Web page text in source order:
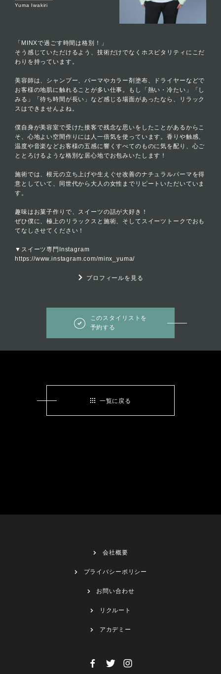
Yuma Iwakiri
「MINXで過ごす時間は格別！」
そう感じていただけるよう、技術だけでなくホスピタリティにこだ
わりを持っています。
美容師は、シャンプー、パーマやカラー剤塗布、ドライヤーなどで
お客様の地肌に触れることが多い仕事。もし「熱い・冷たい」「し
みる」「待ち時間が長い」など感じる場面があったなら、リラック
スはできませんよね。
僕自身が美容室で受けた接客で残念な思いをしたことがあるからこ
そ、心地よい空間作りには人一倍気を使っています。香りや触感、
温度や音楽などお客様の五感に響くすべてのものに気を配り、心ご
ととろけるような格別な居心地でお包みいたします！
施術では、根元の立ち上げや生えぐせ改善のナチュラルパーマを得
意としていて、同世代から大人の女性までリピートいただいていま
す。
趣味はお菓子作りで、スイーツの話が大好き！
ぜひ僕に、極上のリラックスと施術、そしてスイーツトークでおも
てなしさせてください！
▼スイーツ専門Instagram
https://www.instagram.com/minx_yuma/
プロフィールを見る
このスタイリストを
予約する
一覧に戻る
会社概要
プライバシーポリシー
お問い合わせ
リクルート
アカデミー